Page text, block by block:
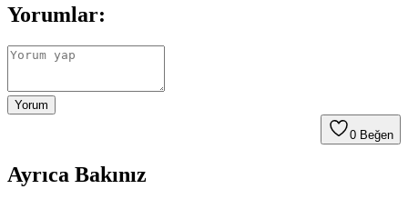
Yorumlar:
Yorum
0 Beğen
Ayrıca Bakınız